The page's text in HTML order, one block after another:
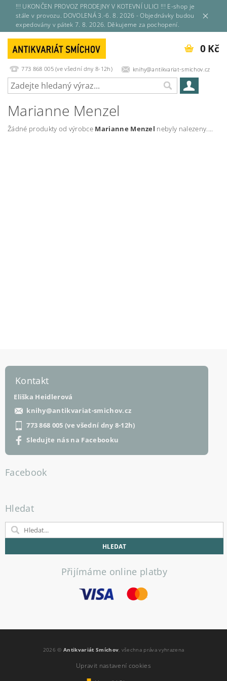
!!! UKONČEN PROVOZ PRODEJNY V KOTEVNÍ ULICI !!! E-shop je
stále v provozu. DOVOLENÁ 3.-6. 8. 2026 - Objednávky budou
expedovány v pátek 7. 8. 2026. Děkujeme za pochopení.
773 868 005 (ve všední dny 8-12h) knihy@antikvariat-smichov.cz
0 Kč
Marianne Menzel
Žádné produkty od výrobce Marianne Menzel nebyly nalezeny....
Kontakt
Eliška Heidlerová
knihy@antikvariat-smichov.cz
773 868 005 (ve všední dny 8-12h)
Sledujte nás na Facebooku
Facebook
Hledat
Přijímáme online platby
2026 ©Antikvariát Smíchov , všechna práva vyhrazena
Upravit nastavení cookies